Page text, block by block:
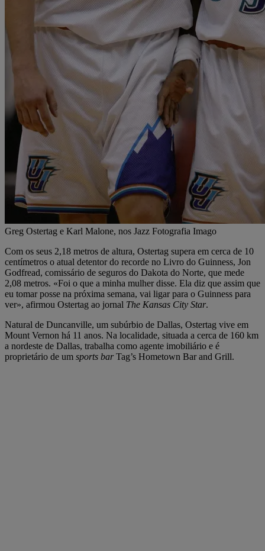
Greg Ostertag e Karl Malone, nos Jazz Fotografia Imago
Com os seus 2,18 metros de altura, Ostertag supera em cerca de 10
centímetros o atual detentor do recorde no Livro do Guinness, Jon
Godfread, comissário de seguros do Dakota do Norte, que mede
2,08 metros. «Foi o que a minha mulher disse. Ela diz que assim que
eu tomar posse na próxima semana, vai ligar para o Guinness para
ver», afirmou Ostertag ao jornal The Kansas City Star.
Natural de Duncanville, um subúrbio de Dallas, Ostertag vive em
Mount Vernon há 11 anos. Na localidade, situada a cerca de 160 km
a nordeste de Dallas, trabalha como agente imobiliário e é
proprietário de um sports barTag’s Hometown Bar and Grill.